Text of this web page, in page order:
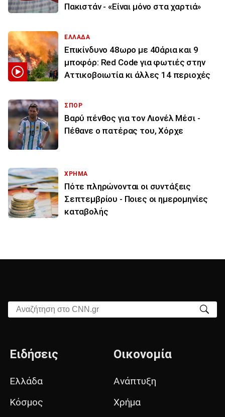
Πακιστάν - «Είναι μόνο στα χαρτιά»
ΕΛΛΑΔΑ
Επικίνδυνο 48ωρο με 40άρια και 9
μποφόρ: Red Code για φωτιές στην
Αττικοβοιωτία κι άλλες 14 περιοχές
ΣΠΟΡ
Βαρύ πένθος για τον Λιονέλ Μέσι -
Πέθανε ο πατέρας του, Χόρχε
ΧΡΗΜΑ
Πότε πληρώνονται οι συντάξεις
Σεπτεμβρίου - Ποιες οι ημερομηνίες
καταβολής
Αναζήτηση στο CNN.gr
Ειδήσεις
Ελλάδα
Κόσμος
Οικονομία
Ανάπτυξη
Χρήμα